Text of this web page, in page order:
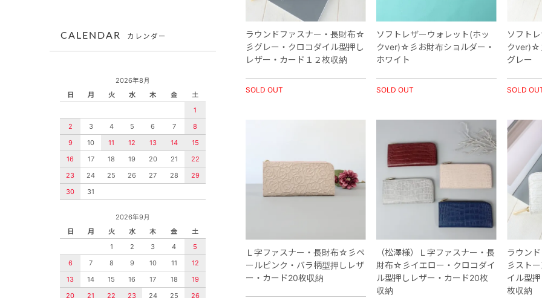
ラウンドファスナー・長財布☆
彡グレー・クロコダイル型押し
レザー・カード１２枚収納
SOLD OUT
ソフトレザーウォレット(ホッ
クver)☆彡お財布ショルダー・
ホワイト
SOLD OUT
ソフト
クver)☆
グレー
SOLD
Ｌ字ファスナー・長財布☆彡ペ
ールピンク・バラ柄型押しレザ
ー・カード20枚収納
（松澤様）Ｌ字ファスナー・長
財布☆彡イエロー・クロコダイ
ル型押しレザー・カード20枚
収納
ラウン
彡スト
イル型
枚収納
CALENDAR カレンダー
2026年8月
日
月 火 水 木 金
土
1
2
3 4 5 6 7
8
9
10 11 12 13 14
15
16
17 18 19 20 21
22
23
24 25 26 27 28
29
30
31
2026年9月
日
月 火 水 木 金
土
1
2 3 4
5
6
7 8 9 10 11
12
13
14 15 16 17 18
19
20
21 22 23 24 25
26